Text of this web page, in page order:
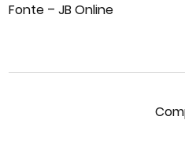
Fonte – JB Online